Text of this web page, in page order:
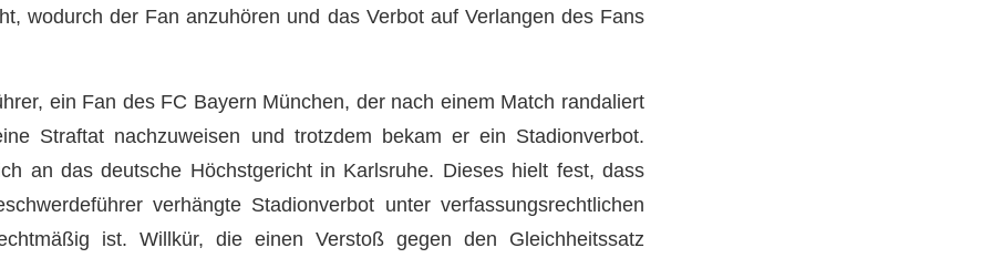
wodurch der Fan anzuhören und das Verbot auf Verlangen des Fans
ein Fan des FC Bayern München, der nach einem Match randaliert
Straftat nachzuweisen und trotzdem bekam er ein Stadionverbot.
an das deutsche Höchstgericht in Karlsruhe. Dieses hielt fest, dass
verhängte Stadionverbot unter verfassungsrechtlichen
ist. Willkür, die einen Verstoß gegen den Gleichheitssatz